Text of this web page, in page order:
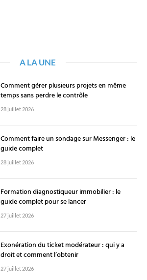
A LA UNE
Comment gérer plusieurs projets en même
temps sans perdre le contrôle
28 juillet 2026
Comment faire un sondage sur Messenger : le
guide complet
28 juillet 2026
Formation diagnostiqueur immobilier : le
guide complet pour se lancer
27 juillet 2026
Exonération du ticket modérateur : qui y a
droit et comment l’obtenir
27 juillet 2026